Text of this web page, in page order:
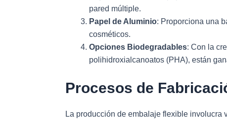
pared múltiple.
Papel de Aluminio: Proporciona una
cosméticos.
Opciones Biodegradables: Con la
polihidroxialcanoatos (PHA), están
Procesos de
La producción de embalaje flexible involucra